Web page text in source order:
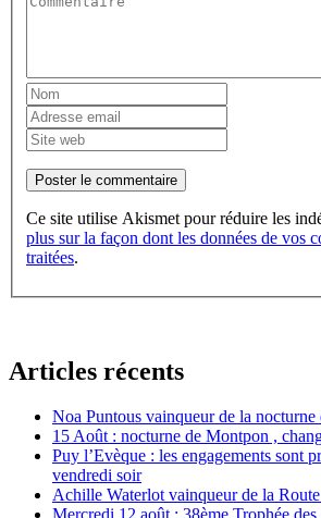
Poster le commentaire
Ce site utilise Akismet pour réduire les
plus sur la façon dont les données de vos
traitées.
Articles récents
Noa Puntous vainqueur de la nocturne
15 Août : nocturne de Montpon ,
Puy l’Evèque : les engagements sont
vendredi soir
Achille Waterlot vainqueur de la